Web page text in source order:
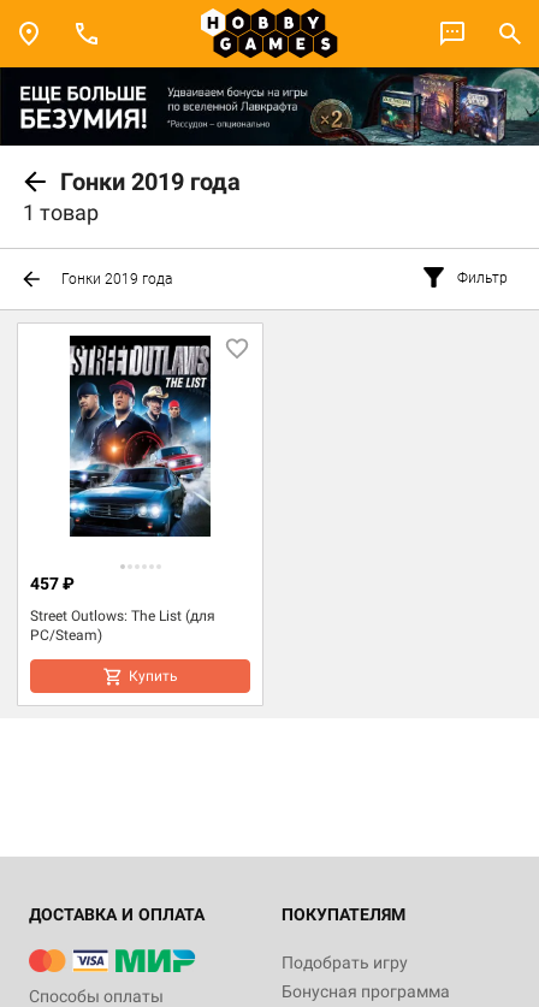
Гонки 2019 года
1 товар
Гонки 2019 года Фильтр
Street Outlows: The List (для
PC/Steam)
457 ₽
Купить
ДОСТАВКА И ОПЛАТА
Способы оплаты
ПОКУПАТЕЛЯМ
Подобрать игру
Бонусная программа